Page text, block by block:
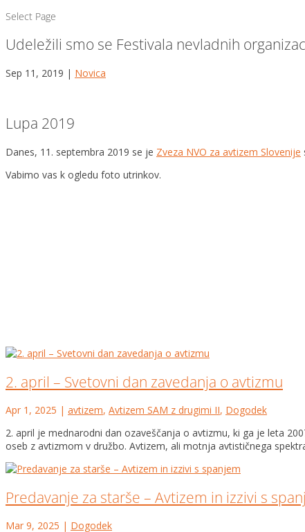
Select Page
Udeležili smo se Festivala nevladnih
Sep 11, 2019 | Novica
Lupa 2019
Danes, 11. septembra 2019 se je Zveza NVO za avtizem Slovenije
Vabimo vas k ogledu foto utrinkov.
2. april – Svetovni dan zavedanja o avtizmu
Apr 1, 2025 | avtizem, Avtizem SAM z drugimi II, Dogodek
2. april je mednarodni dan ozaveščanja o avtizmu, ki ga je leta
oseb z avtizmom v družbo. Avtizem, ali motnja avtističnega
Predavanje za starše – Avtizem in izzivi s
Mar 9, 2025 | Dogodek